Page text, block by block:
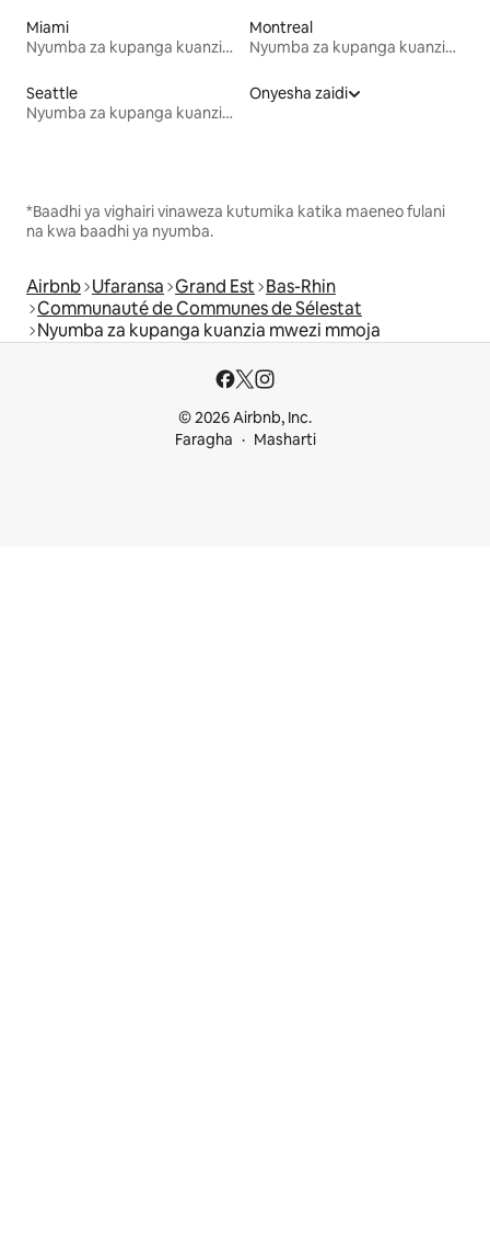
Miami
Nyumba za kupanga kuanzia mwezi mmoja
Montreal
Nyumba za kupanga kuanzia mwezi mmoja
Seattle
Nyumba za kupanga kuanzia mwezi mmoja
Onyesha zaidi
*Baadhi ya vighairi vinaweza kutumika katika maeneo fulani
na kwa baadhi ya nyumba.
Airbnb Ufaransa Grand Est Bas-Rhin
Communauté de Communes de Sélestat
Nyumba za kupanga kuanzia mwezi mmoja
© 2026 Airbnb, Inc.
Faragha
Masharti